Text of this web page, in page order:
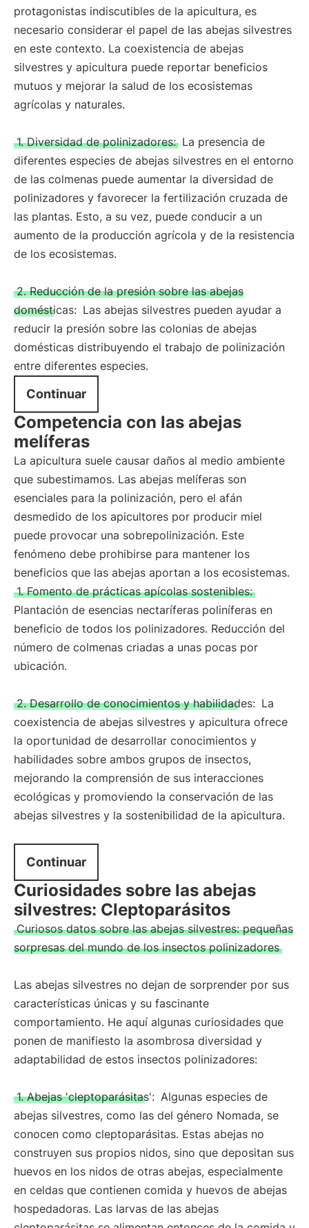
protagonistas indiscutibles de la apicultura, es
necesario considerar el papel de las abejas silvestres
en este contexto. La coexistencia de abejas
silvestres y apicultura puede reportar beneficios
mutuos y mejorar la salud de los ecosistemas
agrícolas y naturales.
1. Diversidad de polinizadores: La presencia de
diferentes especies de abejas silvestres en el entorno
de las colmenas puede aumentar la diversidad de
polinizadores y favorecer la fertilización cruzada de
las plantas. Esto, a su vez, puede conducir a un
aumento de la producción agrícola y de la resistencia
de los ecosistemas.
2. Reducción de la presión sobre las abejas
domésticas: Las abejas silvestres pueden ayudar a
reducir la presión sobre las colonias de abejas
domésticas distribuyendo el trabajo de polinización
entre diferentes especies.
Continuar
Competencia con las abejas
melíferas
La apicultura suele causar daños al medio ambiente
que subestimamos. Las abejas melíferas son
esenciales para la polinización, pero el afán
desmedido de los apicultores por producir miel
puede provocar una sobrepolinización. Este
fenómeno debe prohibirse para mantener los
beneficios que las abejas aportan a los ecosistemas.
1. Fomento de prácticas apícolas sostenibles:
Plantación de esencias nectaríferas poliníferas en
beneficio de todos los polinizadores. Reducción del
número de colmenas criadas a unas pocas por
ubicación.
2. Desarrollo de conocimientos y habilidades: La
coexistencia de abejas silvestres y apicultura ofrece
la oportunidad de desarrollar conocimientos y
habilidades sobre ambos grupos de insectos,
mejorando la comprensión de sus interacciones
ecológicas y promoviendo la conservación de las
abejas silvestres y la sostenibilidad de la apicultura.
Continuar
Curiosidades sobre las abejas
silvestres: Cleptoparásitos
Curiosos datos sobre las abejas silvestres: pequeñas
sorpresas del mundo de los insectos polinizadores
Las abejas silvestres no dejan de sorprender por sus
características únicas y su fascinante
comportamiento. He aquí algunas curiosidades que
ponen de manifiesto la asombrosa diversidad y
adaptabilidad de estos insectos polinizadores:
1. Abejas 'cleptoparásitas': Algunas especies de
abejas silvestres, como las del género Nomada, se
conocen como cleptoparásitas. Estas abejas no
construyen sus propios nidos, sino que depositan sus
huevos en los nidos de otras abejas, especialmente
en celdas que contienen comida y huevos de abejas
hospedadoras. Las larvas de las abejas